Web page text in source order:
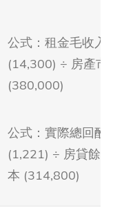
公式：租金毛收入
(14,300) ÷ 房產市
(380,000)
公式：實際總回酬
(1,221) ÷ 房貸餘
本 (314,800)